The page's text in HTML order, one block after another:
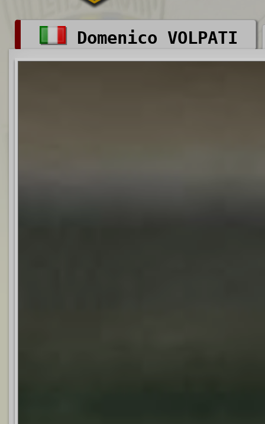
Domenico VOLPATI